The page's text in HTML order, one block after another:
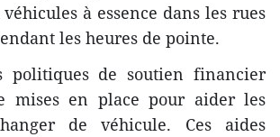
à essence dans les rues
les heures de pointe.
politiques de soutien financier
mises en place pour aider les
de véhicule. Ces aides